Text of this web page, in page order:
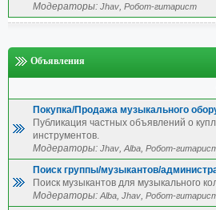
Модераторы: Jhav, Робот-гитарист
Объявления
Покупка/Продажа музыкального
Публикация частных объявлений о
инструментов.
Модераторы: Jhav,Alba, Робот-
Поиск группы/музыкантов/
Поиск музыкантов для музыкального
Модераторы:Alba, Jhav, Робот-